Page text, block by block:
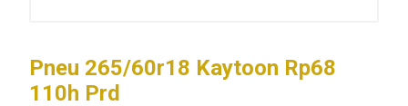
Pneu 265/60r18 Kaytoon Rp68
110h Prd